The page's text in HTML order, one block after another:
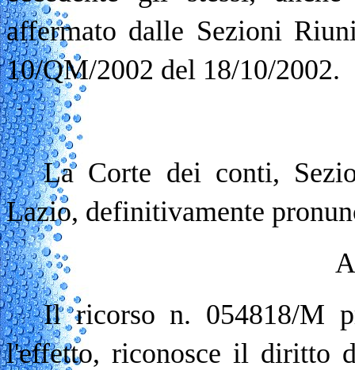
affermato dalle Sezioni
10/QM/2002 del 18/10/2002.
La Corte dei conti,
Lazio, definitivamente
Il ricorso n. 054818/M
l'effetto, riconosce il diritto